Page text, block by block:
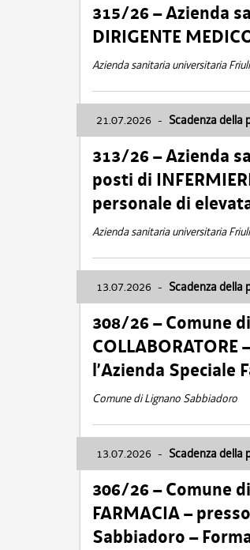
315/26 – Azienda
DIRIGENTE
Azienda sanitaria universitaria
21.07.2026 - Scadenza della
313/26 – Azienda
posti di
personale di
Azienda sanitaria universitaria
13.07.2026 - Scadenza della
308/26 – Comune
l’Azienda Speciale
Comune di Lignano Sabbiadoro
13.07.2026 - Scadenza della
306/26 – Comune
FARMACIA –
Sabbiadoro –